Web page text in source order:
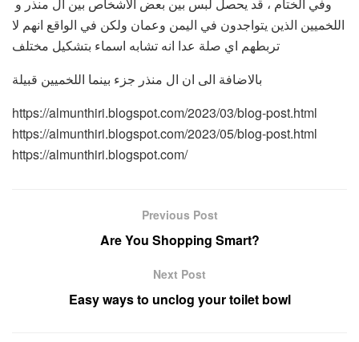
اللخميين الذين يتواجدون في اليمن وعمان ولكن في الواقع انهم لا
https://almunthiri.blogspot.com/2023/03/blog-post.html
https://almunthiri.blogspot.com/2023/05/blog-post.html
https://almunthiri.blogspot.com/
Previous Post
Are You Shopping Smart?
Next Post
Easy ways to unclog your toilet bowl